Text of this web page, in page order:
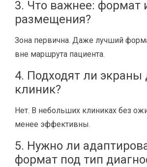
3. Что важнее: формат
размещения?
Зона первична. Даже лучший
вне маршрута пациента.
4. Подходят ли экраны
клиник?
Нет. В небольших клиниках без
менее эффективны.
5. Нужно ли
формат под тип